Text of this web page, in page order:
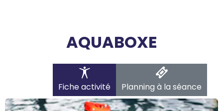
AQUABOXE
Fiche activité Planning à la séance